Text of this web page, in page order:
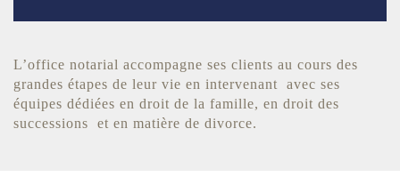
L’office notarial accompagne ses clients au cours des
grandes étapes de leur vie en intervenant avec ses
équipes dédiées en droit de la famille, en droit des
successions et en matière de divorce.